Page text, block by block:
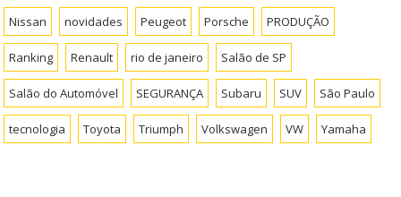
Nissan novidades Peugeot Porsche PRODUÇÃO
Ranking Renault rio de janeiro Salão de SP
Salão do Automóvel SEGURANÇA Subaru SUV São Paulo
tecnologia Toyota Triumph Volkswagen VW Yamaha